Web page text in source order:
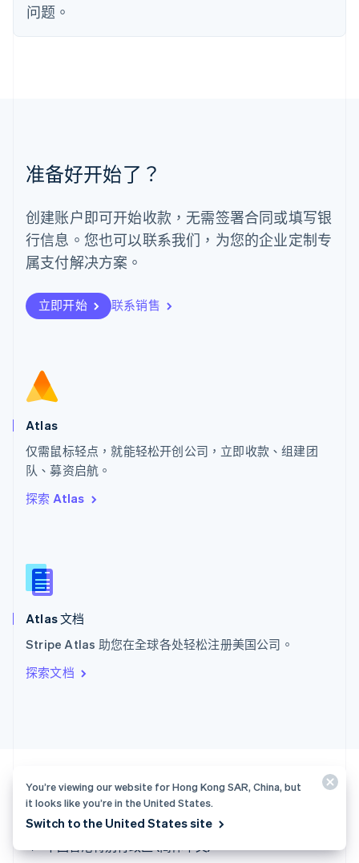
问题。
准备好开始了？
创建账户即可开始收款，无需签署合同或填写银
行信息。您也可以联系我们，为您的企业定制专
属支付解决方案。
立即开始 联系销售
Atlas
仅需鼠标轻点，就能轻松开创公司，立即收款、组建团
队、募资启航。
探索 Atlas
Atlas 文档
Stripe Atlas 助您在全球各处轻松注册美国公司。
探索文档
中国香港特别行政区 (简体中文)
罗马尼亚
马尔他
挪威
葡萄牙
Português English
日本
日本語English
瑞典
瑞士
DeutschFrançais
English
斯洛文尼亚
泰国
ไทยEnglish
希腊
English
西班牙
新西兰
English
匈牙利
English
ItalianoEnglish
印度
English
中国香港特别行政区
English 简体中文
You’re viewing our website for Hong Kong SAR, China, but
it looks like you’re in the United States.
Switch to the United States site